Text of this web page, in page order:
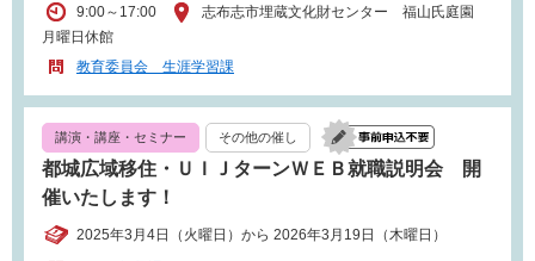
9:00～17:00
月曜日休館
志布志市埋蔵文化財センター 福山氏庭園
教育委員会 生涯学習課
講演・講座・セミナー その他の催し
都城広域移住・ＵＩＪターンＷＥＢ就職説明会 開
催いたします！
2025年3月4日（火曜日）から 2026年3月19日（木曜日）